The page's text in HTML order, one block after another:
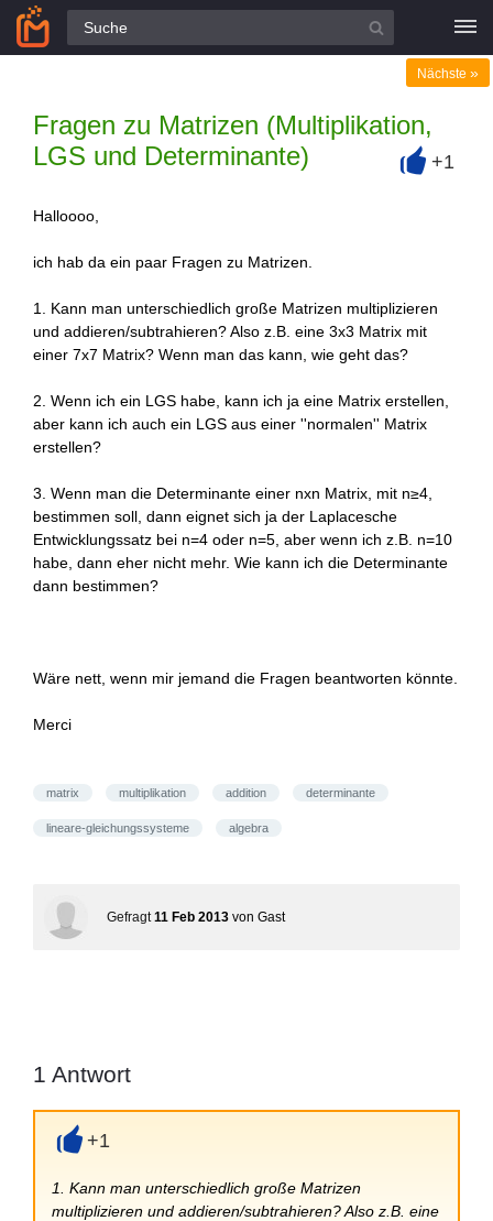
Alle Fragen
Fragen zu Matrizen (Multiplikation,
LGS und Determinante)
Nächste »
+1
Halloooo,
ich hab da ein paar Fragen zu Matrizen.
1. Kann man unterschiedlich große Matrizen multiplizieren
und addieren/subtrahieren? Also z.B. eine 3x3 Matrix mit
einer 7x7 Matrix? Wenn man das kann, wie geht das?
2. Wenn ich ein LGS habe, kann ich ja eine Matrix erstellen,
aber kann ich auch ein LGS aus einer ''normalen'' Matrix
erstellen?
3. Wenn man die Determinante einer nxn Matrix, mit n≥4,
bestimmen soll, dann eignet sich ja der Laplacesche
Entwicklungssatz bei n=4 oder n=5, aber wenn ich z.B. n=10
habe, dann eher nicht mehr. Wie kann ich die Determinante
dann bestimmen?
Wäre nett, wenn mir jemand die Fragen beantworten könnte.
Merci
matrix multiplikation addition determinante
lineare-gleichungssysteme algebra
Gefragt 11 Feb 2013 von Gast
1 Antwort
+1
1. Kann man unterschiedlich große Matrizen
multiplizieren und addieren/subtrahieren? Also z.B. eine